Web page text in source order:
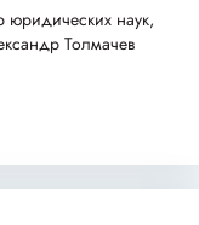
юридических наук,
Толмачев